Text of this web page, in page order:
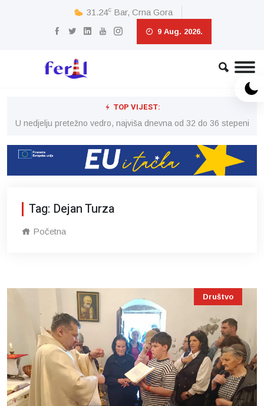
31.24c Bar, Crna Gora
9 Aug. 2026.
TOP VIJEST:
U nedjelju pretežno vedro, najviša dnevna od 32 do 36 stepeni
Tag: Dejan Turza
Početna
Društvo